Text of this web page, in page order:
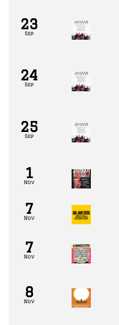
23
Sep
24
Sep
25
Sep
1
Nov
7
Nov
7
Nov
8
Nov